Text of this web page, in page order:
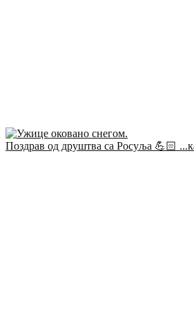
Поздрав од друштва са Росуља 💪🏻